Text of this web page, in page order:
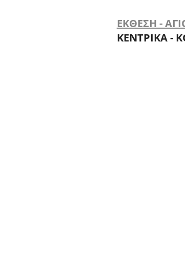
ΕΚΘΕΣΗ -
ΚΕΝΤΡΙΚΑ -